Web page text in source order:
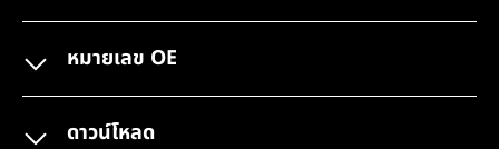
หมายเลข OE
ดาวน์โหลด